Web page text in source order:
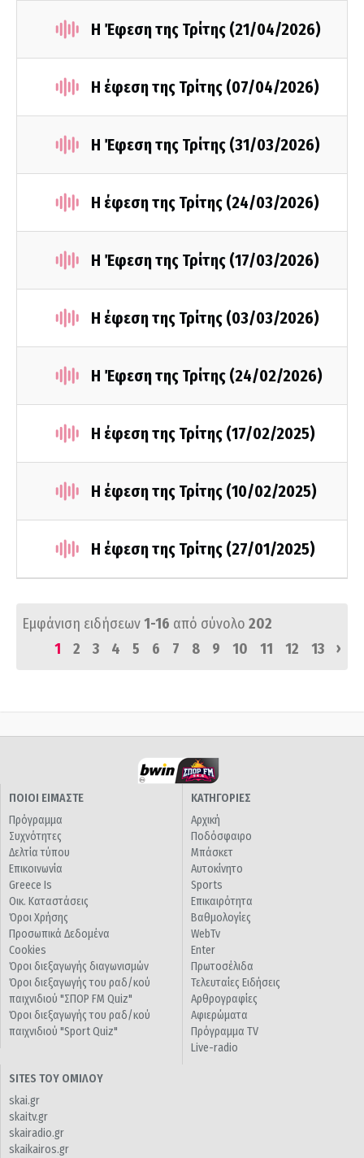
Η Έφεση της Τρίτης (21/04/2026)
Η έφεση της Τρίτης (07/04/2026)
Η Έφεση της Τρίτης (31/03/2026)
Η έφεση της Τρίτης (24/03/2026)
Η Έφεση της Τρίτης (17/03/2026)
Η έφεση της Τρίτης (03/03/2026)
Η Έφεση της Τρίτης (24/02/2026)
Η έφεση της Τρίτης (17/02/2025)
Η έφεση της Τρίτης (10/02/2025)
Η έφεση της Τρίτης (27/01/2025)
Εμφάνιση ειδήσεων1-16 από σύνολο 202
1
2 3 4 5 6 7 8 9 10 11 12 13 ›
ΠΟΙΟΙ ΕΙΜΑΣΤΕ
Πρόγραμμα
Συχνότητες
Δελτία τύπου
Επικοινωνία
Greece Is
Οικ. Καταστάσεις
Όροι Χρήσης
Προσωπικά Δεδομένα
Cookies
Όροι διεξαγωγής διαγωνισμών
Όροι διεξαγωγής του ραδ/κού
παιχνιδιού "ΣΠΟΡ FM Quiz"
Όροι διεξαγωγής του ραδ/κού
παιχνιδιού "Sport Quiz"
ΚΑΤΗΓΟΡΙΕΣ
Αρχική
Ποδόσφαιρο
Μπάσκετ
Αυτοκίνητο
Sports
Επικαιρότητα
Βαθμολογίες
WebTv
Enter
Πρωτοσέλιδα
Τελευταίες Ειδήσεις
Αρθρογραφίες
Αφιερώματα
Πρόγραμμα TV
Live-radio
SITES ΤΟΥ ΟΜΙΛΟΥ
skai.gr
skaitv.gr
skairadio.gr
skaikairos.gr